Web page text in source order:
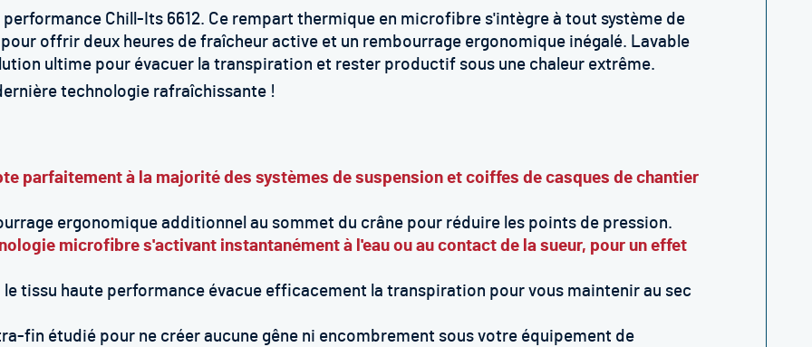
Chill-Its 6612. Ce rempart thermique en microfibre s'intègre à tout système de
offrir deux heures de fraîcheur active et un rembourrage ergonomique inégalé. Lavable
ultime pour évacuer la transpiration et rester productif sous une chaleur extrême.
technologie rafraîchissante !
parfaitement à la majorité des systèmes de suspension et coiffes de casques de chantier
ergonomique additionnel au sommet du crâne pour réduire les points de pression.
microfibre s'activant instantanément à l'eau ou au contact de la sueur, pour un effet
le tissu haute performance évacue efficacement la transpiration pour vous maintenir au sec
fin étudié pour ne créer aucune gêne ni encombrement sous votre équipement de